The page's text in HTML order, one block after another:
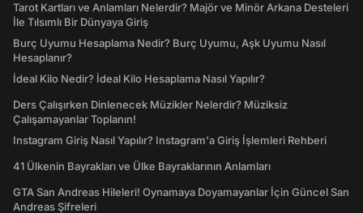
Tarot Kartları ve Anlamları Nelerdir? Majör ve Minör Arkana Desteleri
İle Tılsımlı Bir Dünyaya Giriş
Burç Uyumu Hesaplama Nedir? Burç Uyumu, Aşk Uyumu Nasıl
Hesaplanır?
İdeal Kilo Nedir? İdeal Kilo Hesaplama Nasıl Yapılır?
Ders Çalışırken Dinlenecek Müzikler Nelerdir? Müziksiz
Çalışamayanlar Toplanın!
Instagram Giriş Nasıl Yapılır? Instagram'a Giriş İşlemleri Rehberi
41 Ülkenin Bayrakları ve Ülke Bayraklarının Anlamları
GTA San Andreas Hileleri! Oynamaya Doyamayanlar İçin Güncel San
Andreas Şifreleri